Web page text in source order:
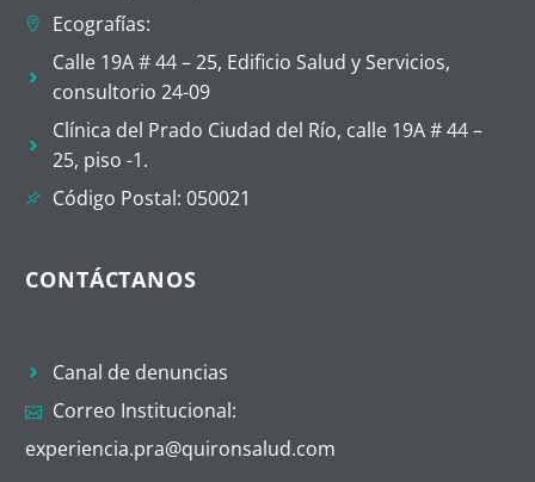
Ecografías:
Calle 19A # 44 – 25, Edificio Salud y Servicios,
consultorio 24-09
Clínica del Prado Ciudad del Río, calle 19A # 44 –
25, piso -1.
Código Postal: 050021
CONTÁCTANOS
Canal de denuncias
Correo Institucional:
experiencia.pra@quironsalud.com